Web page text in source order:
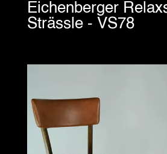
Eichenberger
Strässle - VS78